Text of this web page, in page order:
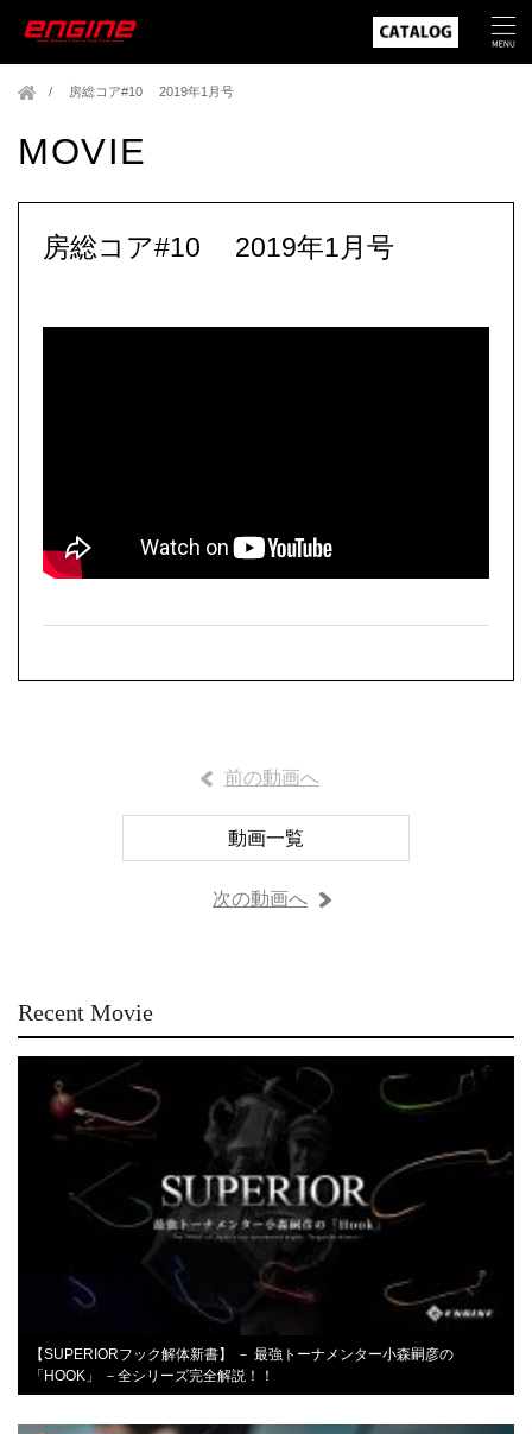
房総コア#10 2019年1月号
MOVIE
房総コア#10 2019年1月号
前の動画へ
動画一覧
次の動画へ
Recent Movie
【SUPERIORフック解体新書】 － 最強トーナメンター小森嗣彦の
「HOOK」 －全シリーズ完全解説！！